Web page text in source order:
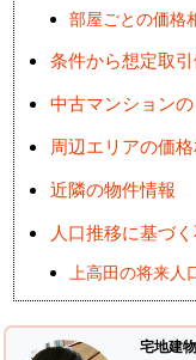
部屋ごとの価格
条件から想定取
中古マンション
周辺エリアの価
近隣の物件情報
人口推移に基づ
上高田の将来人
宅地建